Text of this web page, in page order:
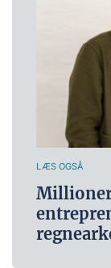
LÆS OGSÅ